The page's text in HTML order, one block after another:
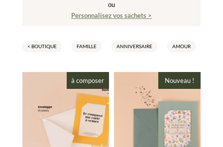
ou
Personnalisez vos sachets >
< BOUTIQUE FAMILLE ANNIVERSAIRE AMOUR
à composer Nouveau !